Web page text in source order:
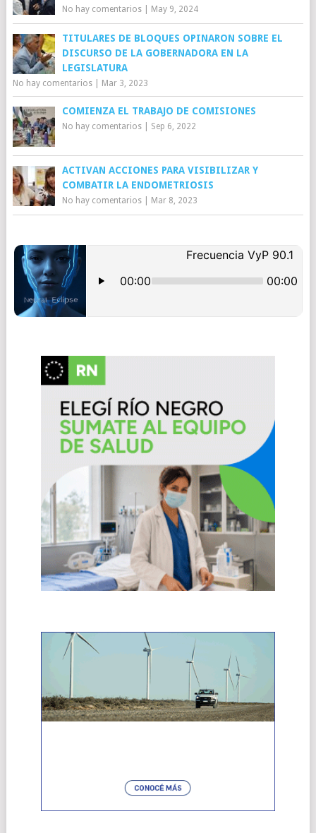
No hay comentarios| May 9, 2024
TITULARES DE BLOQUES OPINARON SOBRE EL
DISCURSO DE LA GOBERNADORA EN LA
LEGISLATURA
No hay comentarios| Mar 3, 2023
COMIENZA EL TRABAJO DE COMISIONES
No hay comentarios| Sep 6, 2022
ACTIVAN ACCIONES PARA VISIBILIZAR Y
COMBATIR LA ENDOMETRIOSIS
No hay comentarios| Mar 8, 2023